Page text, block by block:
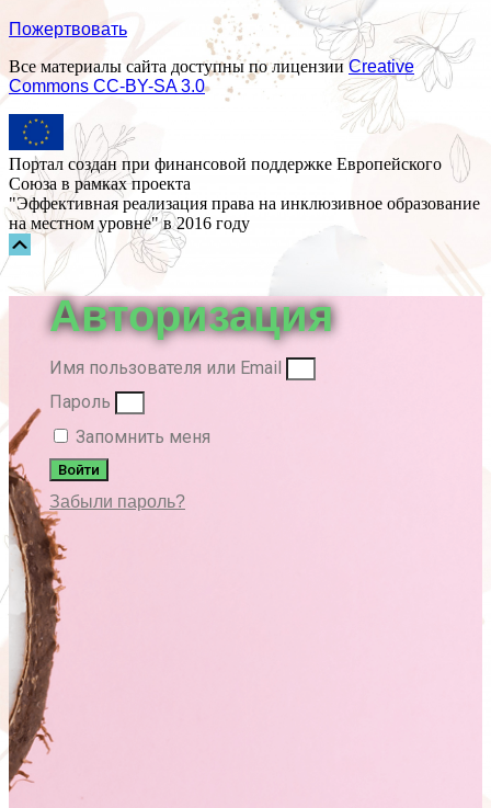
Пожертвовать
Все материалы сайта доступны по лицензии Creative
Commons СС-BY-SA 3.0
Портал создан при финансовой поддержке Европейского
Союза в рамках проекта
"Эффективная реализация права на инклюзивное образование
на местном уровне" в 2016 году
Прокрутка
вверх
Авторизация
Имя пользователя или Email
Пароль
Запомнить меня
Войти
Забыли пароль?